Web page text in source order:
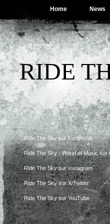
Home News
RIDE
Ride The Sky sur Facebook
Ride The Sky - World of Music sur
Ride The Sky sur Instagram
Ride The Sky sur X/Twitter
Ride The Sky sur YouTube